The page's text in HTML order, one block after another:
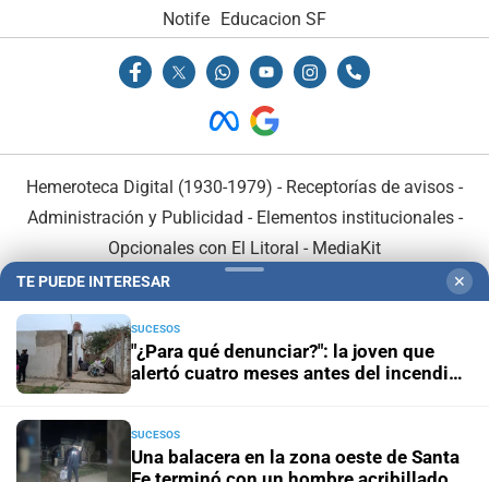
Notife Educacion SF
Hemeroteca Digital (1930-1979) - Receptorías de avisos -
Administración y Publicidad - Elementos institucionales-
Opcionales con El Litoral - MediaKit
En Asociación con:
TE PUEDE INTERESAR ✕
SUCESOS
"¿Para qué denunciar?": la joven que
alertó cuatro meses antes del incendio
SUCESOS
Una balacera en la zona oeste de Santa